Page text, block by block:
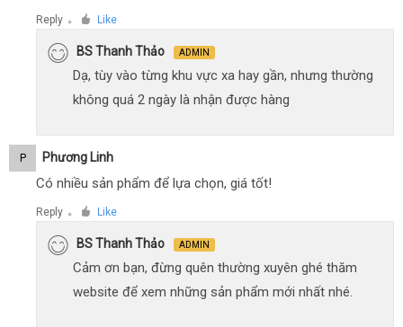
Reply ● Like
BS Thanh Thảo ADMIN
Dạ, tùy vào từng khu vực xa hay gần, nhưng thường
không quá 2 ngày là nhận được hàng
P Phương Linh
Có nhiều sản phẩm để lựa chọn, giá tốt!
Reply ● Like
BS Thanh Thảo ADMIN
Cảm ơn bạn, đừng quên thường xuyên ghé thăm
website để xem những sản phẩm mới nhất nhé.